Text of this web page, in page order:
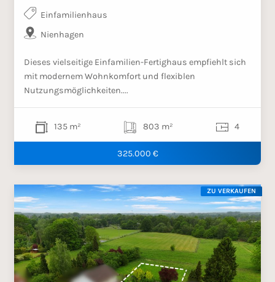
Einfamilienhaus
Nienhagen
Dieses vielseitige Einfamilien-Fertighaus empfiehlt sich
mit modernem Wohnkomfort und flexiblen
Nutzungsmöglichkeiten....
135 m² 803 m² 4
325.000 €
ZU VERKAUFEN